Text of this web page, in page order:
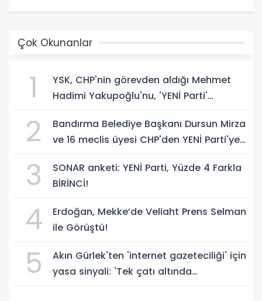
Çok Okunanlar
1
YSK, CHP'nin görevden aldığı Mehmet
Hadimi Yakupoğlu'nu, 'YENİ Parti'
2
Bandırma Belediye Başkanı Dursun Mirza
ve 16 meclis üyesi CHP'den YENİ Parti'ye
3
SONAR anketi: YENİ Parti, Yüzde 4 Farkla
BİRİNCİ!
4
Erdoğan, Mekke’de Veliaht Prens Selman
ile Görüştü!
5
Akın Gürlek'ten 'internet gazeteciliği' için
yasa sinyali: 'Tek çatı altında